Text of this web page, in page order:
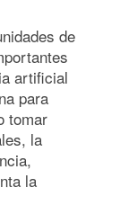
de
artificial
para
tomar
la
la